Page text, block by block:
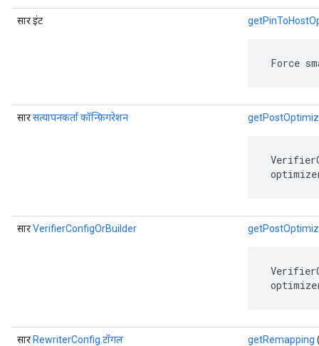
सार इंट
Force
सारसत्यापनकर्ता कॉन्फ़िगरेशन
सारVerifierConfigOrBuilder
सार RewriterConfig.टॉगल getRemapping